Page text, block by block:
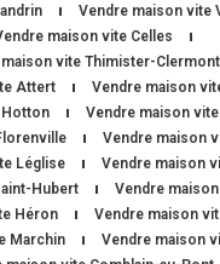
Vendre maison vite
maison vite Celles
vite Thimister-Clermont
Attert
Vendre maison
Vendre maison
Vendre maison
Léglise
Vendre maison
Hubert
Vendre
Héron
Vendre maison
Marchin
Vendre maison